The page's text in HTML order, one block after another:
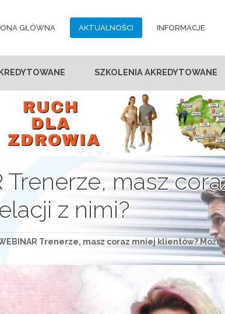
GŁÓWNA AKTUALNOŚCI INFORMACJE
SZKOLENIA AKREDYTOWANE
Trenerze, masz
z nimi?
WEBINAR Trenerze, masz coraz mniej klientów?